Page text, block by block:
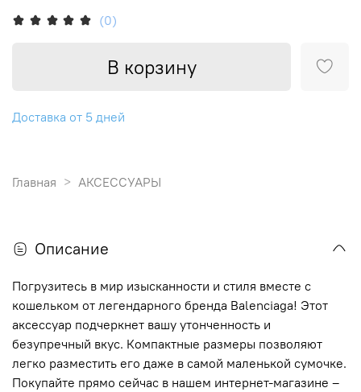
(0)
В корзину
Доставка от 5 дней
Главная АКСЕССУАРЫ
Описание
Погрузитесь в мир изысканности и стиля вместе с
кошельком от легендарного бренда Balenciaga! Этот
аксессуар подчеркнет вашу утонченность и
безупречный вкус. Компактные размеры позволяют
легко разместить его даже в самой маленькой сумочке.
Покупайте прямо сейчас в нашем интернет-магазине –